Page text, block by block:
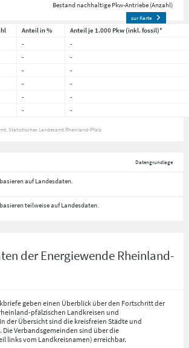
Bestand nachhaltige Pkw-Antriebe (Anzahl)
zur Karte
Anteil in %
Anteil je 1.000 Pkw (inkl. fossil)*
-
-
-
-
-
-
-
-
-
-
- -
Statistisches Landesamt Rheinland-Pfalz
Datengrundlage
auf Landesdaten.
teilweise auf Landesdaten.
der Energiewende Rheinland-
geben einen Überblick über den Fortschritt der
pfälzischen Landkreisen und
der Übersicht sind die kreisfreien Städte und
Die Verbandsgemeinden sind über die
links vom Landkreisnamen) erreichbar.